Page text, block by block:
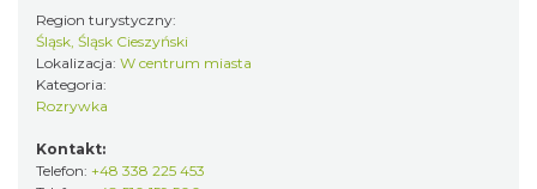
Region turystyczny:
Śląsk, Śląsk Cieszyński
Lokalizacja: W centrum miasta
Kategoria:
Rozrywka
Kontakt:
Telefon: +48 338 225 453